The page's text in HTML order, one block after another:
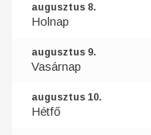
augusztus 8.
Holnap
augusztus 9.
Vasárnap
augusztus 10.
Hétfő